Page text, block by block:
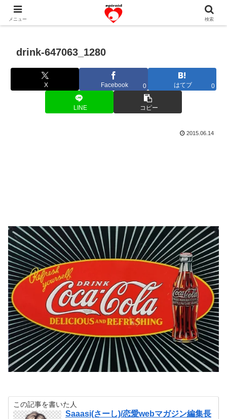
恋愛共感エピソード。あなたのストーリーを変えていく！。
drink-647063_1280
X Facebook 0 はてブ 0
LINE コピー
2015.06.14
この記事を書いた人
Saaasi(さーし)/恋愛webマガジン編集長
メニュー 検索